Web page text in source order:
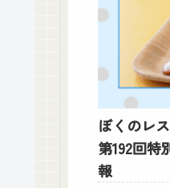
ぼくのレ
第192回
報